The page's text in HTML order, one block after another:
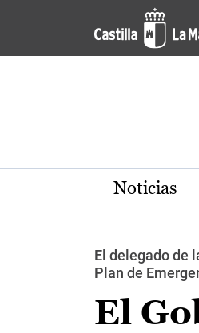
Pasar al contenido principal
Noticias
El delegado de
Plan de
El